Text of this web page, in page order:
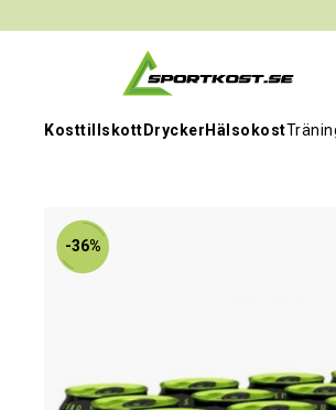
KosttillskottDryckerHälsokost
-36%